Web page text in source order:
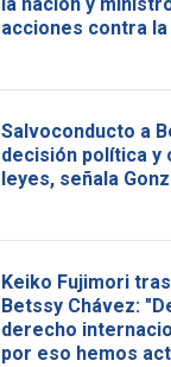
acciones contra
Salvoconducto a
decisión política y
leyes, señala
Keiko Fujimori
Betssy Chávez:
derecho
por eso hemos